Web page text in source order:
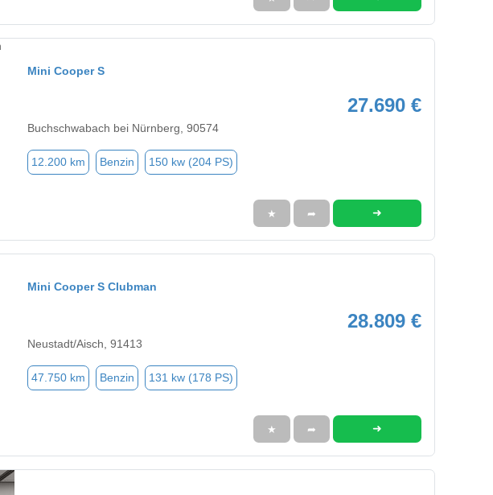
Mini Cooper S
27.690 €
Buchschwabach bei Nürnberg, 90574
12.200 km Benzin 150 kw (204 PS)
★ ➦ ➜
Mini Cooper S Clubman
28.809 €
Neustadt/Aisch, 91413
47.750 km Benzin 131 kw (178 PS)
★ ➦ ➜